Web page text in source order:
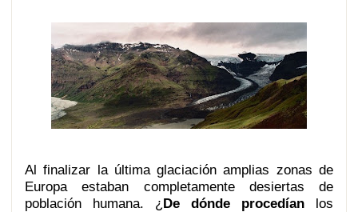
Al finalizar la última glaciación amplias zonas de
Europa estaban completamente desiertas de
población humana. ¿De dónde procedían los